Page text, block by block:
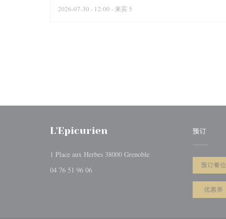
2026-07-30 - 12:00 - 来宾 5
L'Epicurien
1 Place aux Herbes 38000 Grenoble((在新窗口中打开))
04 76 51 96 06
预订
预订餐位
优惠券